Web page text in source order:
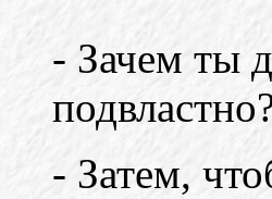
- Зачем ты
- Затем,